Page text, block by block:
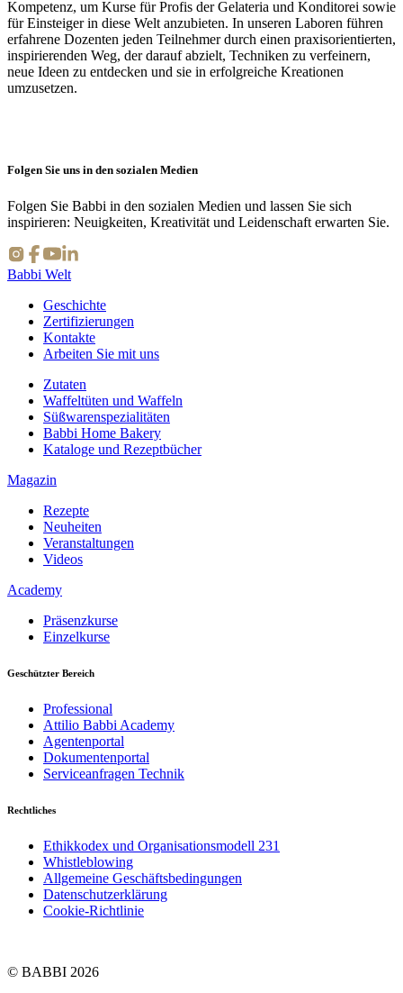
Kompetenz, um Kurse für Profis der Gelateria und Konditorei sowie
für Einsteiger in diese Welt anzubieten. In unseren Laboren führen
erfahrene Dozenten jeden Teilnehmer durch einen praxisorientierten,
inspirierenden Weg, der darauf abzielt, Techniken zu verfeinern,
neue Ideen zu entdecken und sie in erfolgreiche Kreationen
umzusetzen.
Folgen Sie uns in den sozialen Medien
Folgen Sie Babbi in den sozialen Medien und lassen Sie sich
inspirieren: Neuigkeiten, Kreativität und Leidenschaft erwarten Sie.
Babbi Welt
Geschichte
Zertifizierungen
Kontakte
Arbeiten Sie mit uns
Zutaten
Waffeltüten und Waffeln
Süßwarenspezialitäten
Babbi Home Bakery
Kataloge und Rezeptbücher
Magazin
Rezepte
Neuheiten
Veranstaltungen
Videos
Academy
Präsenzkurse
Einzelkurse
Geschützter Bereich
Professional
Attilio Babbi Academy
Agentenportal
Dokumentenportal
Serviceanfragen Technik
Rechtliches
Ethikkodex und Organisationsmodell 231
Whistleblowing
Allgemeine Geschäftsbedingungen
Datenschutzerklärung
Cookie-Richtlinie
© BABBI 2026